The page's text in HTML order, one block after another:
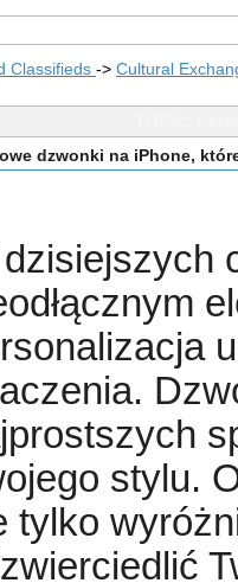
Classifieds -> Cultural
dzwonki na iPhone,
stylu.
tylko